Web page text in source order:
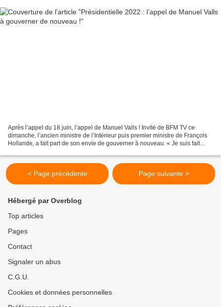
Après l’appel du 18 juin, l’appel de Manuel Valls ! Invité de BFM TV ce
dimanche, l’ancien ministre de l’Intérieur puis premier ministre de François
Hollande, a fait part de son envie de gouverner à nouveau. « Je suis fait
< Page précédente Page suivante >
Hébergé par Overblog
Top articles
Pages
Contact
Signaler un abus
C.G.U.
Cookies et données personnelles